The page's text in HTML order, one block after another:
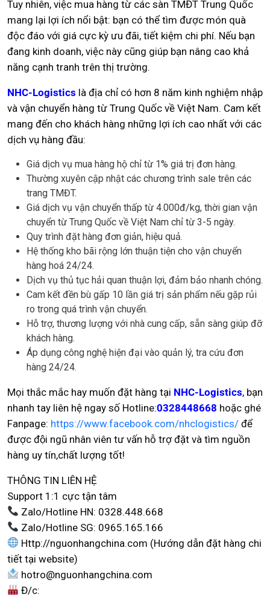
Tuy nhiên, việc mua hàng từ các sàn TMĐT Trung Quốc
mang lại lợi ích nổi bật: bạn có thể tìm được món quà
độc đáo với giá cực kỳ ưu đãi, tiết kiệm chi phí. Nếu bạn
đang kinh doanh, việc này cũng giúp bạn nâng cao khả
năng cạnh tranh trên thị trường.
NHC-Logistics là địa chỉ có hơn 8 năm kinh nghiệm nhập
và vận chuyển hàng từ Trung Quốc về Việt Nam. Cam kết
mang đến cho khách hàng những lợi ích cao nhất với các
dịch vụ hàng đầu:
Giá dịch vụ mua hàng hộ chỉ từ 1% giá trị đơn hàng.
Thường xuyên cập nhật các chương trình sale trên các
trang TMĐT.
Giá dịch vụ vận chuyển thấp từ 4.000đ/kg, thời gian vận
chuyển từ Trung Quốc về Việt Nam chỉ từ 3-5 ngày.
Quy trình đặt hàng đơn giản, hiệu quả.
Hệ thống kho bãi rộng lớn thuận tiện cho vận chuyển
hàng hoá 24/24.
Dịch vụ thủ tục hải quan thuận lợi, đảm bảo nhanh chóng.
Cam kết đền bù gấp 10 lần giá trị sản phẩm nếu gặp rủi
ro trong quá trình vận chuyển.
Hỗ trợ, thương lượng với nhà cung cấp, sẵn sàng giúp đỡ
khách hàng.
Áp dụng công nghệ hiện đại vào quản lý, tra cứu đơn
hàng 24/24.
Mọi thắc mắc hay muốn đặt hàng tại NHC-Logistics, bạn
nhanh tay liên hệ ngay số Hotline:0328448668 hoặc ghé
Fanpage: https://www.facebook.com/nhclogistics/ để
được đội ngũ nhân viên tư vấn hỗ trợ đặt và tìm nguồn
hàng uy tín,chất lượng tốt!
THÔNG TIN LIÊN HỆ
Support 1:1 cực tận tâm
Zalo/Hotline HN: 0328.448.668
Zalo/Hotline SG: 0965.165.166
Http://nguonhangchina.com (Hướng dẫn đặt hàng chi
tiết tại website)
hotro@nguonhangchina.com
Đ/c: